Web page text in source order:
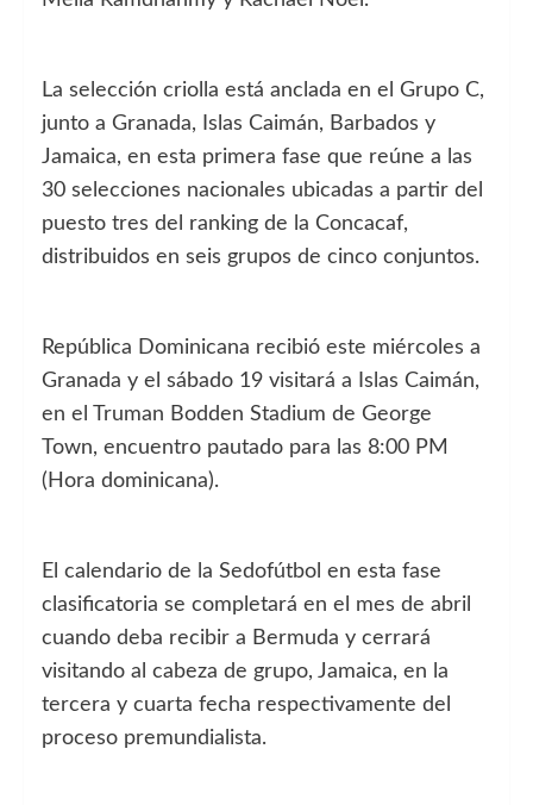
La selección criolla está anclada en el Grupo C,
junto a Granada, Islas Caimán, Barbados y
Jamaica, en esta primera fase que reúne a las
30 selecciones nacionales ubicadas a partir del
puesto tres del ranking de la Concacaf,
distribuidos en seis grupos de cinco conjuntos.
República Dominicana recibió este miércoles a
Granada y el sábado 19 visitará a Islas Caimán,
en el Truman Bodden Stadium de George
Town, encuentro pautado para las 8:00 PM
(Hora dominicana).
El calendario de la Sedofútbol en esta fase
clasificatoria se completará en el mes de abril
cuando deba recibir a Bermuda y cerrará
visitando al cabeza de grupo, Jamaica, en la
tercera y cuarta fecha respectivamente del
proceso premundialista.